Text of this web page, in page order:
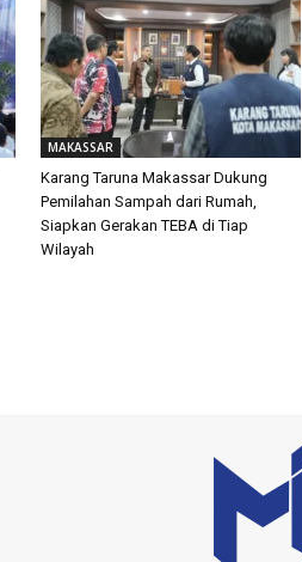
MAKASSAR
Karang Taruna Makassar Dukung
Pemilahan Sampah dari Rumah,
Siapkan Gerakan TEBA di Tiap
Wilayah